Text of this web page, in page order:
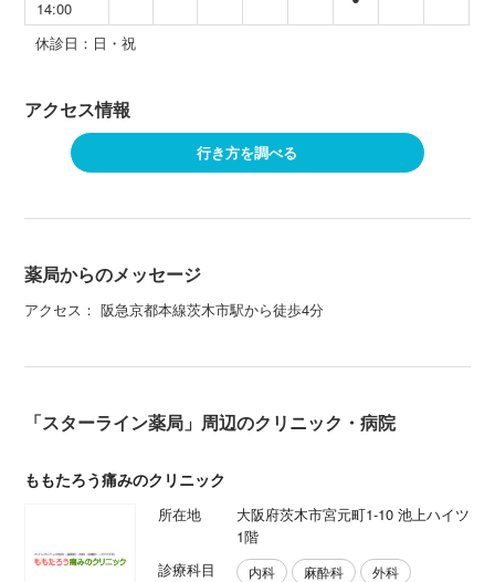
14:00
休診日：日・祝
アクセス情報
行き方を調べる
薬局からのメッセージ
アクセス： 阪急京都本線茨木市駅から徒歩4分
「スターライン薬局」周辺のクリニック・病院
ももたろう痛みのクリニック
所在地
大阪府茨木市宮元町1-10 池上ハイツ
1階
診療科目
内科 麻酔科
外科